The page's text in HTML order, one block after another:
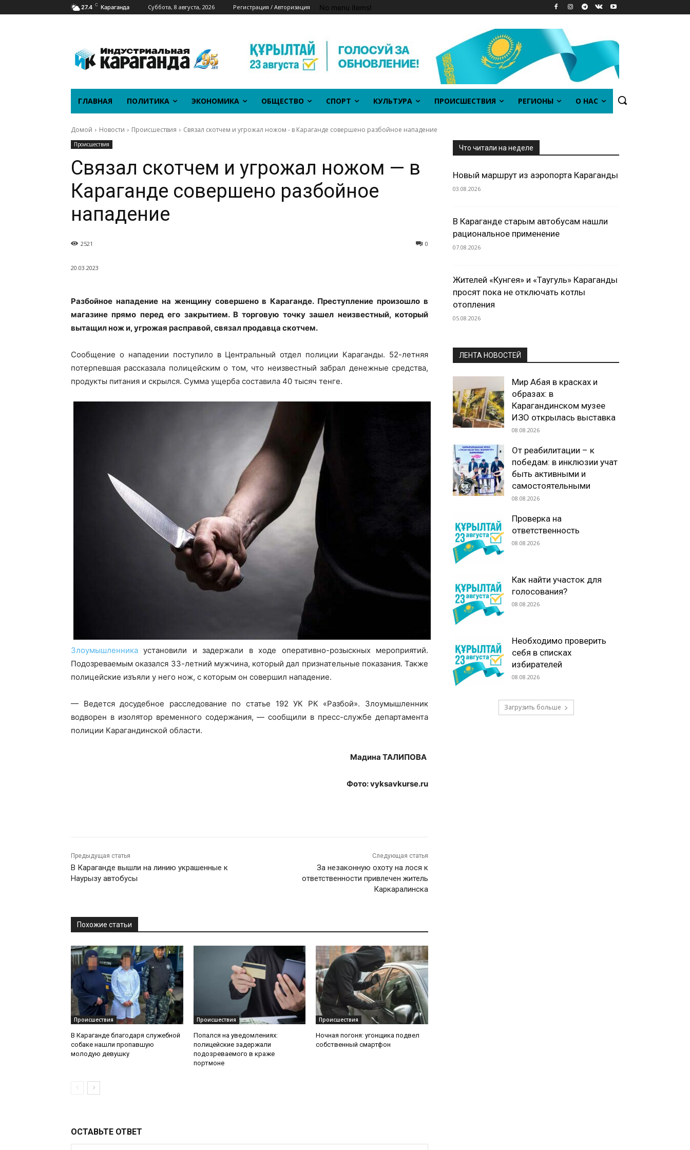
27.4 C Караганда Суббота, 8 августа, 2026 Регистрация / Авторизация No menu items!
ГЛАВНАЯ ПОЛИТИКА ЭКОНОМИКА ОБЩЕСТВО СПОРТ КУЛЬТУРА ПРОИСШЕСТВИЯ РЕГИОНЫ О НАС
Домой Новости Происшествия Связал скотчем и угрожал ножом - в Караганде совершено разбойное нападение
Происшествия
Связал скотчем и угрожал ножом — в
Караганде совершено разбойное
нападение
0
2521
20.03.2023
Разбойное нападение на женщину совершено в Караганде. Преступление произошло в
магазине прямо перед его закрытием. В торговую точку зашел неизвестный, который
вытащил нож и, угрожая расправой, связал продавца скотчем.
Сообщение о нападении поступило в Центральный отдел полиции Караганды. 52-летняя
потерпевшая рассказала полицейским о том, что неизвестный забрал денежные средства,
продукты питания и скрылся. Сумма ущерба составила 40 тысяч тенге.
Злоумышленника установили и задержали в ходе оперативно-розыскных мероприятий.
Подозреваемым оказался 33-летний мужчина, который дал признательные показания. Также
полицейские изъяли у него нож, с которым он совершил нападение.
— Ведется досудебное расследование по статье 192 УК РК «Разбой». Злоумышленник
водворен в изолятор временного содержания, — сообщили в пресс-службе департамента
полиции Карагандинской области.
Мадина ТАЛИПОВА
Фото: vyksavkurse.ru
Предыдущая статья
В Караганде вышли на линию украшенные к
Наурызу автобусы
Следующая статья
За незаконную охоту на лося к
ответственности привлечен житель
Каркаралинска
Похожие статьи
Происшествия
В Караганде благодаря служебной
собаке нашли пропавшую
молодую девушку
Происшествия
Попался на уведомлениях:
полицейские задержали
подозреваемого в краже
портмоне
Происшествия
Ночная погоня: угонщика подвел
собственный смартфон
ОСТАВЬТЕ ОТВЕТ
Что читали на неделе
Новый маршрут из аэропорта Караганды
03.08.2026
В Караганде старым автобусам нашли
рациональное применение
07.08.2026
Жителей «Кунгея» и «Таугуль» Караганды
просят пока не отключать котлы
отопления
05.08.2026
ЛЕНТА НОВОСТЕЙ
Мир Абая в красках и
образах: в
Карагандинском музее
ИЗО открылась выставка
08.08.2026
От реабилитации – к
победам: в инклюзии учат
быть активными и
самостоятельными
08.08.2026
Проверка на
ответственность
08.08.2026
Как найти участок для
голосования?
08.08.2026
Необходимо проверить
себя в списках
избирателей
08.08.2026
Загрузить больше